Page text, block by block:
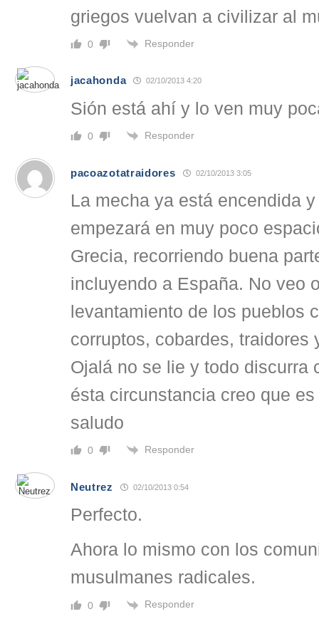
griegos vuelvan a civilizar al
0 Responder
jacahonda 02/10/2013 4:20
Sión está ahí y lo ven muy
0 Responder
pacoazotatraidores 02/10/2013 3:05
La mecha ya está encendida
empezará en muy poco
Grecia, recorriendo buena
incluyendo a España. No veo
levantamiento de los pueblos
corruptos, cobardes, traidores
Ojalá no se lie y todo discurra
ésta circunstancia creo que
saludo
0 Responder
Neutrez 02/10/2013 0:54
Perfecto.
Ahora lo mismo con los
musulmanes radicales.
0 Responder